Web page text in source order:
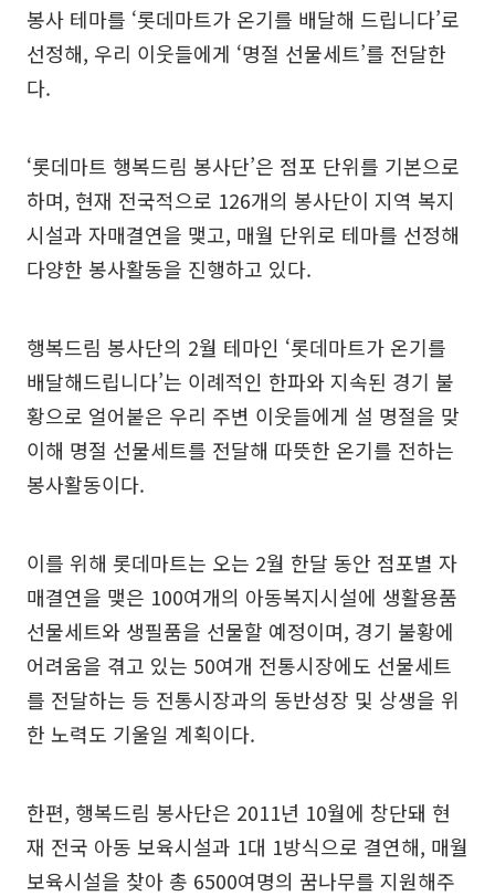
봉사 테마를 ‘롯데마트가 온기를 배달해 드립니다’로
선정해, 우리 이웃들에게 ‘명절 선물세트’를 전달한
다.
‘롯데마트 행복드림 봉사단’은 점포 단위를 기본으로
하며, 현재 전국적으로 126개의 봉사단이 지역 복지
시설과 자매결연을 맺고, 매월 단위로 테마를 선정해
다양한 봉사활동을 진행하고 있다.
행복드림 봉사단의 2월 테마인 ‘롯데마트가 온기를
배달해드립니다’는 이례적인 한파와 지속된 경기 불
황으로 얼어붙은 우리 주변 이웃들에게 설 명절을 맞
이해 명절 선물세트를 전달해 따뜻한 온기를 전하는
봉사활동이다.
이를 위해 롯데마트는 오는 2월 한달 동안 점포별 자
매결연을 맺은 100여개의 아동복지시설에 생활용품
선물세트와 생필품을 선물할 예정이며, 경기 불황에
어려움을 겪고 있는 50여개 전통시장에도 선물세트
를 전달하는 등 전통시장과의 동반성장 및 상생을 위
한 노력도 기울일 계획이다.
한편, 행복드림 봉사단은 2011년 10월에 창단돼 현
재 전국 아동 보육시설과 1대 1방식으로 결연해, 매월
보육시설을 찾아 총 6500여명의 꿈나무를 지원해주